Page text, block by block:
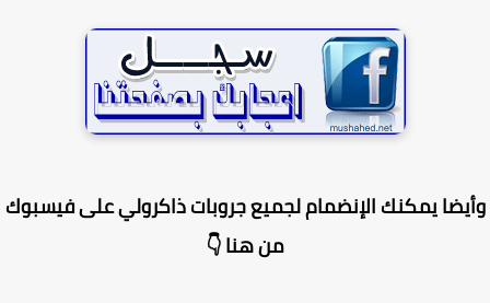
يمكنك الإنضمام لجميع جروبات ذاكرولي على فيسبوك
من هنا 👇